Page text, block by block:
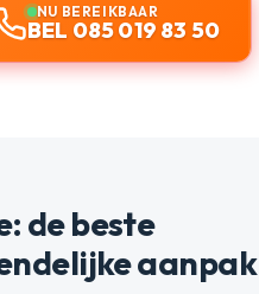
NU BEREIKBAAR
BEL 085 019 83 50
de beste
aanpak